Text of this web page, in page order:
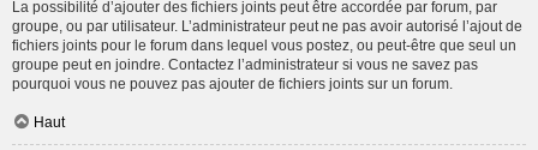
La possibilité d’ajouter des fichiers joints peut être accordée par forum, par
groupe, ou par utilisateur. L’administrateur peut ne pas avoir autorisé l’ajout de
fichiers joints pour le forum dans lequel vous postez, ou peut-être que seul un
groupe peut en joindre. Contactez l’administrateur si vous ne savez pas
pourquoi vous ne pouvez pas ajouter de fichiers joints sur un forum.
Haut